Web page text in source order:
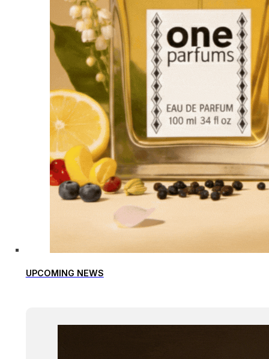
UPCOMING NEWS